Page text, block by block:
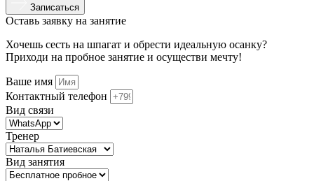
Записаться
Оставь заявку на занятие
Хочешь сесть на шпагат и обрести идеальную осанку?
Приходи на пробное занятие и осуществи мечту!
Ваше имя
Контактный телефон
Вид связи
Тренер
Вид занятия